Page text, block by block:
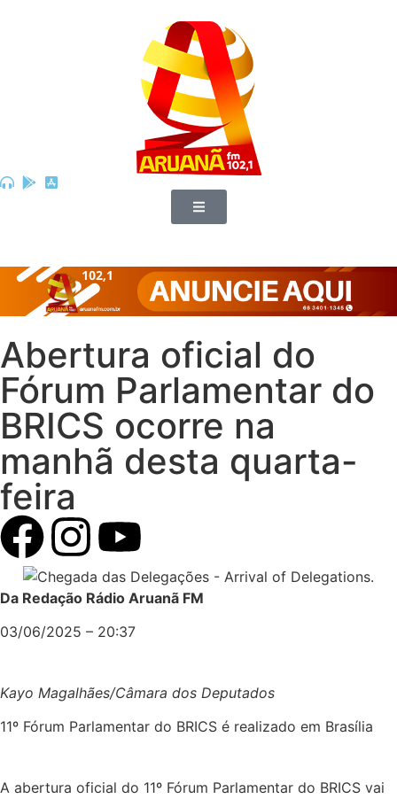
Abertura oficial do
Fórum Parlamentar do
BRICS ocorre na
manhã desta quarta-
feira
Da Redação Rádio Aruanã FM
03/06/2025 – 20:37
Kayo Magalhães/Câmara dos Deputados
11º Fórum Parlamentar do BRICS é realizado em Brasília
A abertura oficial do 11º Fórum Parlamentar do BRICS vai